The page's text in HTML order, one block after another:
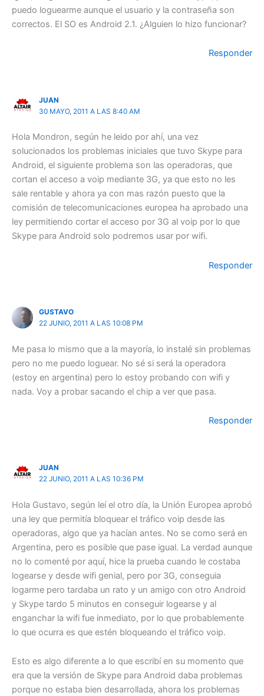
puedo loguearme aunque el usuario y la contraseña son
correctos. El SO es Android 2.1. ¿Alguien lo hizo funcionar?
Responder
JUAN
30 MAYO, 2011 A LAS 8:40 AM
Hola Mondron, según he leido por ahí, una vez
solucionados los problemas iniciales que tuvo Skype para
Android, el siguiente problema son las operadoras, que
cortan el acceso a voip mediante 3G, ya que esto no les
sale rentable y ahora ya con mas razón puesto que la
comisión de telecomunicaciones europea ha aprobado una
ley permitiendo cortar el acceso por 3G al voip por lo que
Skype para Android solo podremos usar por wifi.
Responder
GUSTAVO
22 JUNIO, 2011 A LAS 10:08 PM
Me pasa lo mismo que a la mayoría, lo instalé sin problemas
pero no me puedo loguear. No sé si será la operadora
(estoy en argentina) pero lo estoy probando con wifi y
nada. Voy a probar sacando el chip a ver que pasa.
Responder
JUAN
22 JUNIO, 2011 A LAS 10:36 PM
Hola Gustavo, según leí el otro día, la Unión Europea aprobó
una ley que permitía bloquear el tráfico voip desde las
operadoras, algo que ya hacían antes. No se como será en
Argentina, pero es posible que pase igual. La verdad aunque
no lo comenté por aquí, hice la prueba cuando le costaba
logearse y desde wifi genial, pero por 3G, conseguia
logarme pero tardaba un rato y un amigo con otro Android
y Skype tardo 5 minutos en conseguir logearse y al
enganchar la wifi fue inmediato, por lo que probablemente
lo que ocurra es que estén bloqueando el tráfico voip.
Esto es algo diferente a lo que escribí en su momento que
era que la versión de Skype para Android daba problemas
porque no estaba bien desarrollada, ahora los problemas